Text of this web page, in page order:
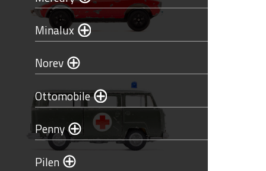
Minalux
Norev
Ottomobile
Penny
Pilen